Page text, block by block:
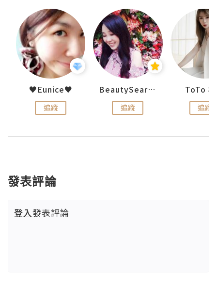
♥Eunice♥
追蹤
BeautySearch
追蹤
ToTo
追蹤
發表評論
登入發表評論